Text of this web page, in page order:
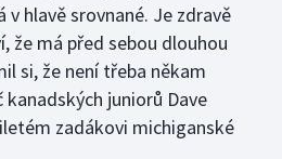
hlavě srovnané. Je zdravě
že má před sebou dlouhou
si, že není třeba někam
juniorů Dave
zadákovi michiganské